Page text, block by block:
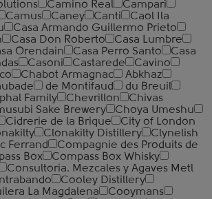
Camino Real
Campari
Camus Caney Canti
Caol Ila
Casa Armando Guillermo Prieto
Casa Don Roberto
Casa Lumbre
Orendain Casa Perro Santo
Casa
Casoni Castarede
Cavino
Chabot Armagnac
Abkhaz
de Montifaud
du Breuil
Family
Chevrillon
Chivas
Sake Brewery
Choya Umeshu
Cidrerie de la Brique
City of London
Clonakilty Distillery
Clynelish
Ferrand
Compagnie des Produits de
Box
Compass Box Whisky
Consultoria. Mezcales y Agaves Metl
Cooley Distillery
La Magdalena
Cooymans